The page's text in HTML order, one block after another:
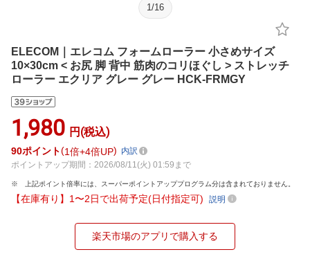
1 /16
ELECOM｜エレコム フォームローラー 小さめサイズ
10×30cm < お尻 脚 背中 筋肉のコリほぐし > ストレッチ
ローラー エクリア グレー グレー HCK-FRMGY
1,980 円(税込)
90ポイント 1倍 4倍UP
内訳
ポイントアップ期間：2026/08/11(火) 01:59まで
上記ポイント倍率には、スーパーポイントアッププログラム分は含まれておりません。
【在庫有り】1〜2日で出荷予定(日付指定可) 説明
楽天市場のアプリで購入する